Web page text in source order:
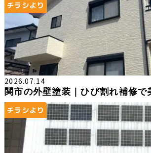
チラシより
2026.07.14
関市の外壁塗装｜ひび割れ補修で
チラシより